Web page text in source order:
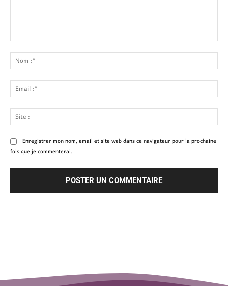
:
:*
:*
:
Enregistrer mon nom, email et site web dans ce navigateur pour la prochaine
fois que je commenterai.